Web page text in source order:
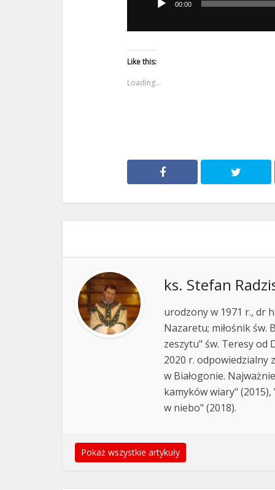
dźwiękowych
00:00
Like this:
Loading...
ks. Stefan
urodzony w 1971 r., dr
Nazaretu; miłośnik św.
zeszytu" św. Teresy od
2020 r. odpowiedzialny
w Białogonie.
kamyków wiary"
w niebo" (2018).
Pokaż wszystkie artykuły